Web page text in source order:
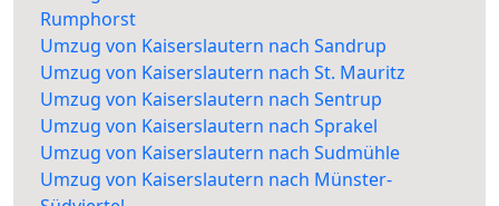
Rumphorst
Umzug von Kaiserslautern nach Sandrup
Umzug von Kaiserslautern nach St. Mauritz
Umzug von Kaiserslautern nach Sentrup
Umzug von Kaiserslautern nach Sprakel
Umzug von Kaiserslautern nach Sudmühle
Umzug von Kaiserslautern nach Münster-